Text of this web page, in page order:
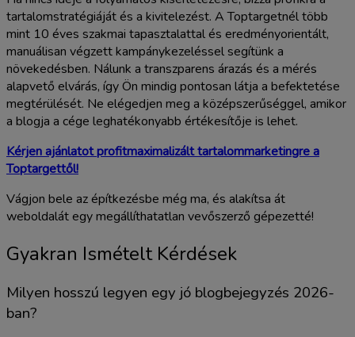
tartalomstratégiáját és a kivitelezést. A Toptargetnél több
mint 10 éves szakmai tapasztalattal és eredményorientált,
manuálisan végzett kampánykezeléssel segítünk a
növekedésben. Nálunk a transzparens árazás és a mérés
alapvető elvárás, így Ön mindig pontosan látja a befektetése
megtérülését. Ne elégedjen meg a középszerűséggel, amikor
a blogja a cége leghatékonyabb értékesítője is lehet.
Kérjen ajánlatot profitmaximalizált tartalommarketingre a
Toptargettől!
Vágjon bele az építkezésbe még ma, és alakítsa át
weboldalát egy megállíthatatlan vevőszerző gépezetté!
Gyakran Ismételt Kérdések
Milyen hosszú legyen egy jó blogbejegyzés 2026-
ban?